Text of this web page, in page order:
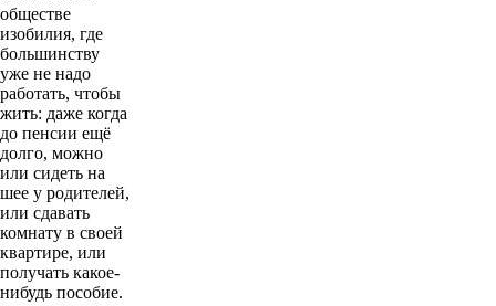
обществе
изобилия, где
большинству
уже не надо
работать, чтобы
жить: даже когда
до пенсии ещё
долго, можно
или сидеть на
шее у родителей,
или сдавать
комнату в своей
квартире, или
получать какое-
нибудь пособие.